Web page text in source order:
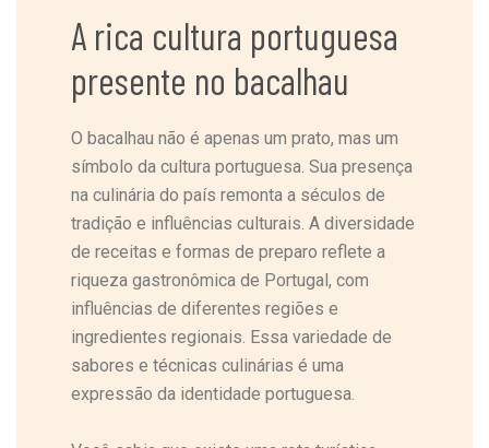
A rica cultura portuguesa
presente no bacalhau
O bacalhau não é apenas um prato, mas um
símbolo da cultura portuguesa. Sua presença
na culinária do país remonta a séculos de
tradição e influências culturais. A diversidade
de receitas e formas de preparo reflete a
riqueza gastronômica de Portugal, com
influências de diferentes regiões e
ingredientes regionais. Essa variedade de
sabores e técnicas culinárias é uma
expressão da identidade portuguesa.